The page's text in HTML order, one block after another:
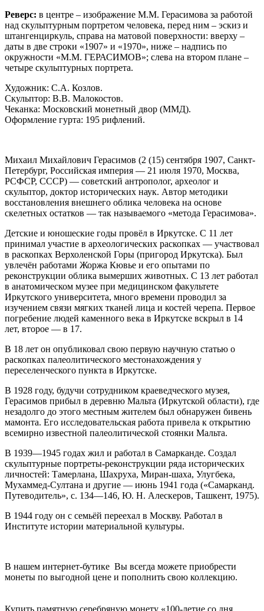
Реверс: в центре – изображение М.М. Герасимова за работой
над скульптурным портретом человека, перед ним – эскиз и
штангенциркуль, справа на матовой поверхности: вверху –
даты в две строки «1907» и «1970», ниже – надпись по
окружности «М.М. ГЕРАСИМОВ»; слева на втором плане –
четыре скульптурных портрета.
Художник: С.А. Козлов.
Скульптор: В.В. Малокостов.
Чеканка: Московский монетный двор (ММД).
Оформление гурта: 195 рифлений.
Михаил Михайлович Герасимов (2 (15) сентября 1907, Санкт-
Петербург, Российская империя — 21 июля 1970, Москва,
РСФСР, СССР) — советский антрополог, археолог и
скульптор, доктор исторических наук. Автор методики
восстановления внешнего облика человека на основе
скелетных остатков — так называемого «метода Герасимова».
Детские и юношеские годы провёл в Иркутске. С 11 лет
принимал участие в археологических раскопках — участвовал
в раскопках Верхоленской Горы (пригород Иркутска). Был
увлечён работами Жоржа Кювье и его опытами по
реконструкции облика вымерших животных. С 13 лет работал
в анатомическом музее при медицинском факультете
Иркутского университета, много времени проводил за
изучением связи мягких тканей лица и костей черепа. Первое
погребение людей каменного века в Иркутске вскрыл в 14
лет, второе — в 17.
В 18 лет он опубликовал свою первую научную статью о
раскопках палеолитического местонахождения у
переселенческого пункта в Иркутске.
В 1928 году, будучи сотрудником краеведческого музея,
Герасимов прибыл в деревню Мальта (Иркутской области), где
незадолго до этого местным жителем был обнаружен бивень
мамонта. Его исследовательская работа привела к открытию
всемирно известной палеолитической стоянки Мальта.
В 1939—1945 годах жил и работал в Самарканде. Создал
скульптурные портреты-реконструкции ряда исторических
личностей: Тамерлана, Шахруха, Миран-шаха, Улугбека,
Мухаммед-Султана и другие — июнь 1941 года («Самарканд.
Путеводитель», с. 134—146, Ю. Н. Алескеров, Ташкент, 1975).
В 1944 году он с семьёй переехал в Москву. Работал в
Институте истории материальной культуры.
В нашем интернет-бутике Вы всегда можете приобрести
монеты по выгодной цене и пополнить свою коллекцию.
Купить памятную серебряную монету «100-летие со дня